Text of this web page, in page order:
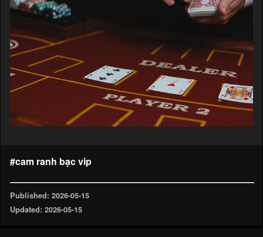
#cam ranh bạc vip
Published: 2026-05-15
Updated: 2026-05-15